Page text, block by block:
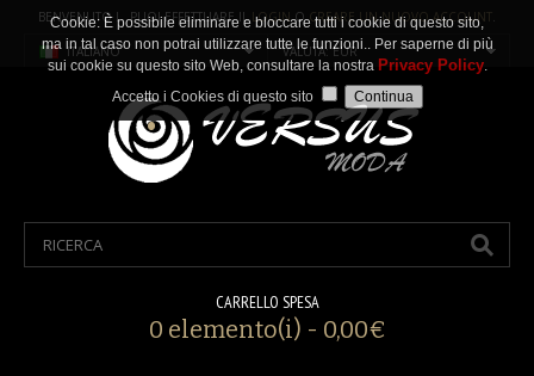
BENVENUTO ! PUOI EFFETTUARE ILLOGINOCREARE UN NUOVO ACCOUNT .
ITALIANO VALUTA: EUR
CARRELLO SPESA
0 elemento(i) - 0,00€
Cookie: È possibile eliminare e bloccare tutti i cookie di questo sito,
ma in tal caso non potrai utilizzare tutte le funzioni.. Per saperne di più
sui cookie su questo sito Web, consultare la nostra Privacy Policy.
Accetto i Cookies di questo sito